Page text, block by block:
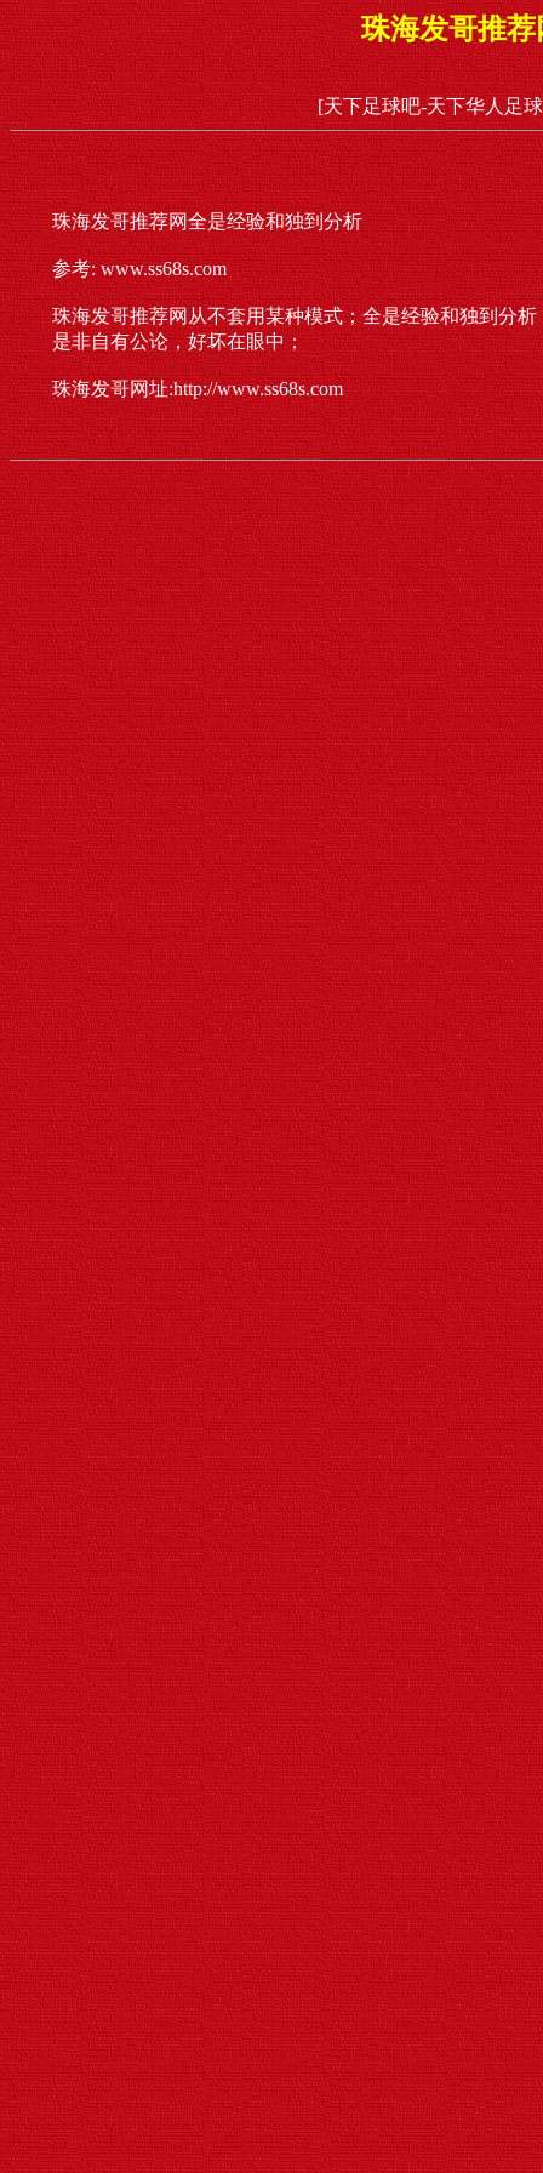
珠海发哥推
[天下足球吧-天下华人足
珠海发哥推荐网全是经验和独到分析
参考: www.ss68s.com
珠海发哥推荐网从不套用某种模式；全是经验和独到分
是非自有公论，好坏在眼中；
珠海发哥网址:http://www.ss68s.com